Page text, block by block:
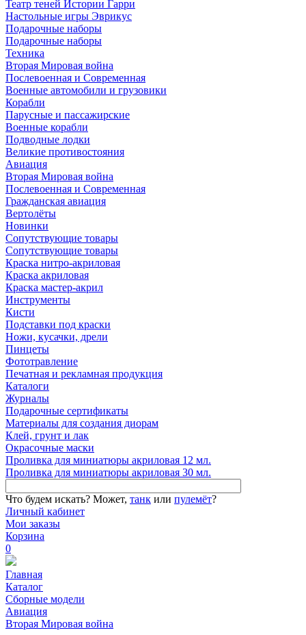
Театр теней Истории Гарри
Настольные игры Эврикус
Подарочные наборы
Подарочные наборы
Техника
Вторая Мировая война
Послевоенная и Современная
Военные автомобили и грузовики
Корабли
Парусные и пассажирские
Военные корабли
Подводные лодки
Великие противостояния
Авиация
Вторая Мировая война
Послевоенная и Современная
Гражданская авиация
Вертолёты
Новинки
Сопутствующие товары
Сопутствующие товары
Краска нитро-акриловая
Краска акриловая
Краска мастер-акрил
Инструменты
Кисти
Подставки под краски
Ножи, кусачки, дрели
Пинцеты
Фототравление
Печатная и рекламная продукция
Каталоги
Журналы
Подарочные сертификаты
Материалы для создания диорам
Клей, грунт и лак
Окрасочные маски
Проливка для миниатюры акриловая 12 мл.
Проливка для миниатюры акриловая 30 мл.
Что будем искать? Может, танк или пулемёт?
Личный кабинет
Мои заказы
Корзина
0
Главная
Каталог
Сборные модели
Авиация
Вторая Мировая война